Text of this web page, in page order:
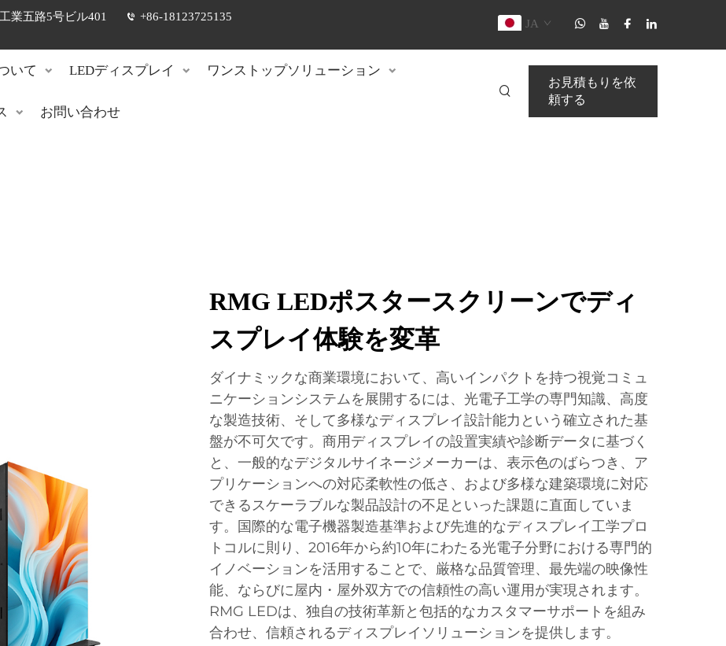
業五路5号ビル401
+86-18123725135
JA
いて LEDディスプレイ ワンストップソリューション
お問い合わせ
お見積もりを依
頼する
RMG LEDポスタースクリーンでディ
スプレイ体験を変革
ダイナミックな商業環境において、高いインパクトを持つ視覚コミュ
ニケーションシステムを展開するには、光電子工学の専門知識、高度
な製造技術、そして多様なディスプレイ設計能力という確立された基
盤が不可欠です。商用ディスプレイの設置実績や診断データに基づく
と、一般的なデジタルサイネージメーカーは、表示色のばらつき、ア
プリケーションへの対応柔軟性の低さ、および多様な建築環境に対応
できるスケーラブルな製品設計の不足といった課題に直面していま
す。国際的な電子機器製造基準および先進的なディスプレイ工学プロ
トコルに則り、2016年から約10年にわたる光電子分野における専門的
イノベーションを活用することで、厳格な品質管理、最先端の映像性
能、ならびに屋内・屋外双方での信頼性の高い運用が実現されます。
RMG LEDは、独自の技術革新と包括的なカスタマーサポートを組み
合わせ、信頼されるディスプレイソリューションを提供します。